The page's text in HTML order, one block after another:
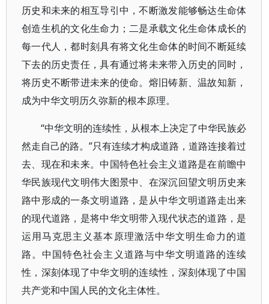
历史和未来的相互导引中，不断激发能够畅达生命体
创造生机的文化生命力；二是承载文化生命体成长的
每一代人，都时刻具有将文化生命体的时间不断延续
下去的历史责任，具有通过将未来带入历史的同时，
将历史不断带进未来的使命。熔旧铸新、温故知新，
成为中华文明历久弥新的根本原理。
“中华文明的连续性，从根本上决定了中华民族必
然走自己的路。”只有连续才构成道路，道路连接着过
去、现在和未来。中国特色社会主义道路是在前瞻中
华民族现代文明伟大图景中、在深沉回望文明历史来
路中形成的一条文明道路，是从中华文明道路走出来
的现代道路，是将中华文明带入现代状态的道路，是
运用马克思主义基本原理激活中华文明生命力的道
路。中国特色社会主义道路与中华文明道路的连续
性，深刻体现了中华文明的连续性，深刻体现了中国
共产党和中国人民的文化主体性。